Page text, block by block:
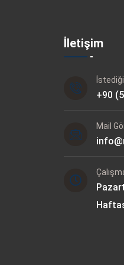
İletişim
+90
Mail